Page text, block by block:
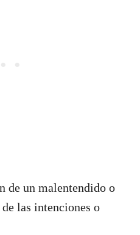
de un malentendido o
las intenciones o